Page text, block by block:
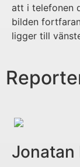
att i telefonen
bilden
ligger till
Jonatan